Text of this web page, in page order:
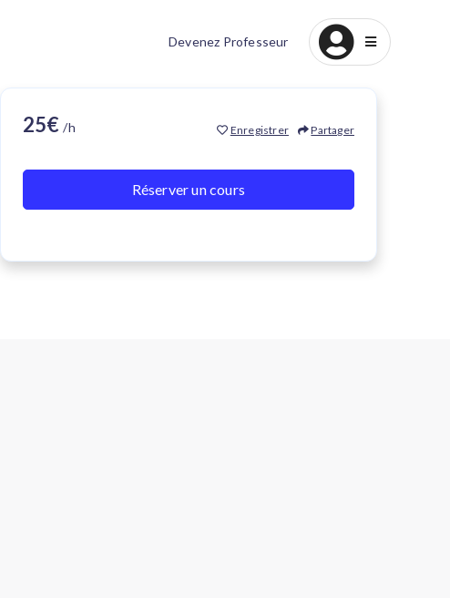
Devenez Professeur
25€/h Enregistrer Partager
Réserver un cours